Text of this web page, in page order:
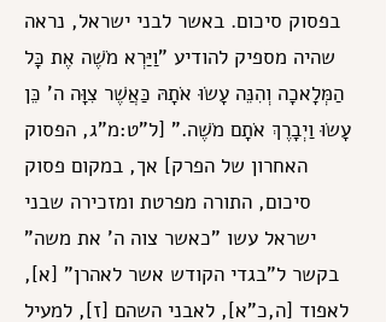
בפסוק סיכום. באשר לבני ישראל, נראה
שהיה מספיק להודיע "וַיַּרְא מֹשֶׁה אֶת כָּל
הַמְּלָאכָה וְהִנֵּה עָשׂוּ אֹתָהּ כַּאֲשֶׁר צִוָּה ה' כֵּן
עָשׂוּ וַיְבָרֶךְ אֹתָם מֹשֶׁה." [ל"ט:מ"ג, הפסוק
האחרון של הפרק] אך, במקום פסוק
סיכום, התורה מפרטת ומזכירה שבני
ישראל עשו "כאשר צוה ה' את משה"
בקשר ל"בגדי הקודש אשר לאהרן" [א],
לאפוד [ה,כ"א], לאבני השהם [ז], למעיל